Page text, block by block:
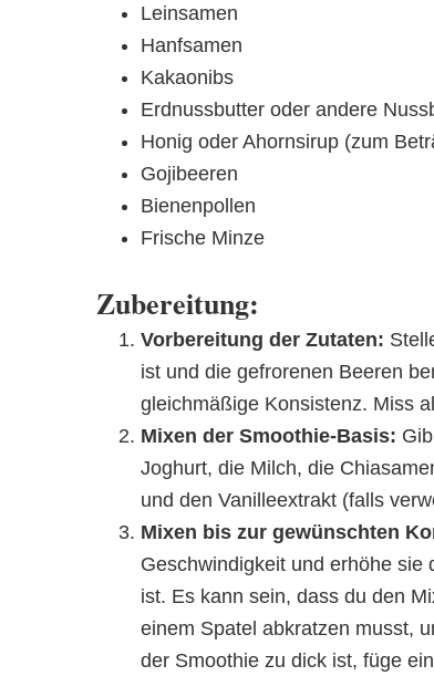
Leinsamen
Hanfsamen
Kakaonibs
Erdnussbutter oder andere
Honig oder Ahornsirup (zum
Gojibeeren
Bienenpollen
Frische Minze
Zubereitung:
Vorbereitung der Zutaten:
ist und die gefrorenen Beeren
gleichmäßige Konsistenz. Miss
Mixen der Smoothie-Basis:
Joghurt, die Milch, die
und den Vanilleextrakt (falls
Mixen bis zur gewünschten
Geschwindigkeit und erhöhe
ist. Es kann sein, dass du den
einem Spatel abkratzen musst,
der Smoothie zu dick ist, füge